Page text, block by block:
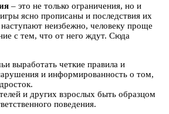
– это не только ограничения, но и
ясно прописаны и последствия их
неизбежно, человеку проще
с тем, что от него ждут. Сюда
выработать четкие правила и
и информированность о том,
и других взрослых быть образцом
поведения.